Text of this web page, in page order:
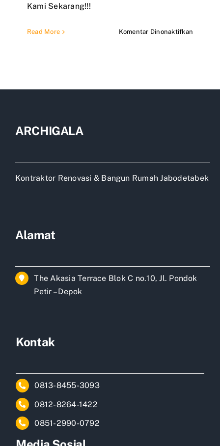
Kami Sekarang!!!
Read More Komentar Dinonaktifkan
ARCHIGALA
Kontraktor Renovasi & Bangun Rumah Jabodetabek
Alamat
The Akasia Terrace Blok C no.10, Jl. Pondok
Petir – Depok
Kontak
0813-8455-3093
0812-8264-1422
0851-2990-0792